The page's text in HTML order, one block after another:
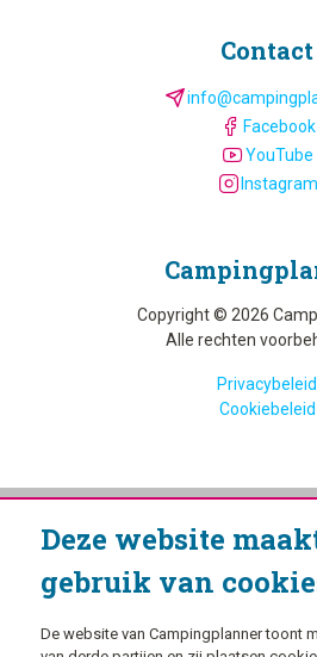
Contact
Facebook
YouTube
Instagram
Copyright © 2026
Alle rechten
Privacybeleid
Cookiebeleid
Deze website
gebruik van
De website van Campingplanner toont